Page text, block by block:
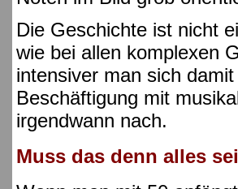
Die Geschichte ist nicht
wie bei allen komplexen
intensiver man sich
Beschäftigung mit
irgendwann nach.
Muss das denn alles